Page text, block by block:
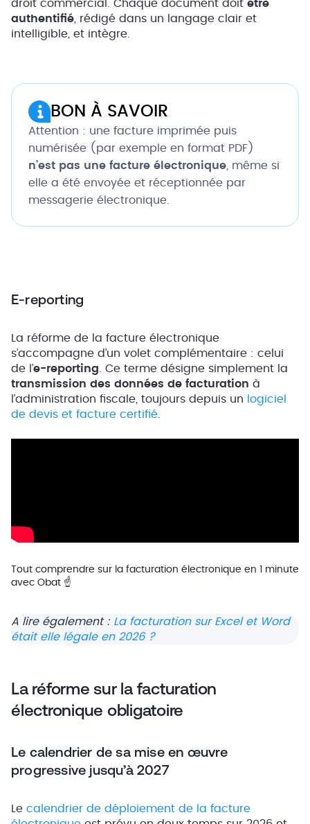
droit commercial. Chaque document doit être
authentifié, rédigé dans un langage clair et
intelligible, et intègre.
BON À SAVOIR
Attention : une facture imprimée puis
numérisée (par exemple en format PDF)
n’est pas une facture électronique, même si
elle a été envoyée et réceptionnée par
messagerie électronique.
E-reporting
La réforme de la facture électronique
s’accompagne d’un volet complémentaire : celui
de l’e-reporting. Ce terme désigne simplement la
transmission des données de facturation à
l’administration fiscale, toujours depuis un
logiciel
de devis et facture certifié.
Tout comprendre sur la facturation électronique en 1 minute
avec Obat ☝️
A lire également : La facturation sur Excel et Word
était elle légale en 2026 ?
La réforme sur la facturation
électronique obligatoire
Le calendrier de sa mise en œuvre
progressive jusqu’à 2027
Le calendrier de déploiement de la facture